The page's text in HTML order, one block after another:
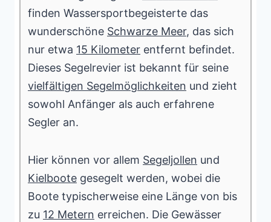
finden Wassersportbegeisterte das
wunderschöne Schwarze Meer, das sich
nur etwa 15 Kilometer entfernt befindet.
Dieses Segelrevier ist bekannt für seine
vielfältigen Segelmöglichkeiten und zieht
sowohl Anfänger als auch erfahrene
Segler an.
Hier können vor allem Segeljollen und
Kielboote gesegelt werden, wobei die
Boote typischerweise eine Länge von bis
zu 12 Metern erreichen. Die Gewässer